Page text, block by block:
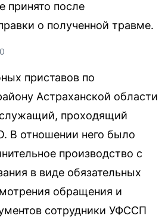
принято после
о полученной травме.
0
приставов по
Астраханской области
проходящий
В отношении него было
производство с
в виде обязательных
обращения и
сотрудники УФССП